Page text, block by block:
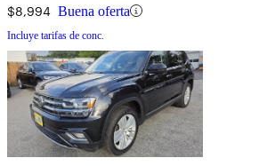
$8,994 Buena oferta
Incluye tarifas de conc.